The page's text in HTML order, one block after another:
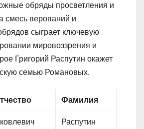
обряды просветления и
смесь верований и
сыграет ключевую
мировоззрения и
Григорий Распутин окажет
семью Романовых.
Фамилия
Распутин